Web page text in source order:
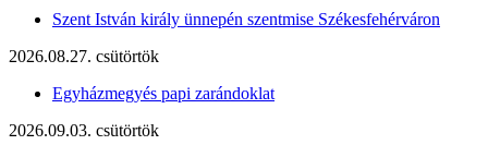
Szent István király ünnepén szentmise Székesfehérváron
2026.08.27. csütörtök
Egyházmegyés papi zarándoklat
2026.09.03. csütörtök